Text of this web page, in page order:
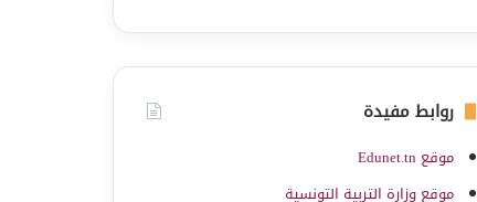
روابط مفيدة
موقع Edunet.tn
موقع وزارة التربية التونسية